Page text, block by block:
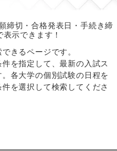
締切・合格発表日・手続き締
示できます！
きるページです。
を指定して、最新の入試ス
各大学の個別試験の日程を
を選択して検索してくださ